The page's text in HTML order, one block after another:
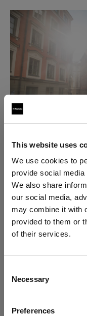
This website uses
We use cookies to
provide social
We also share
our social media,
may combine it with
provided to them or
of their services.
Selection
Necessary
Preferences
Mettre à
Italy